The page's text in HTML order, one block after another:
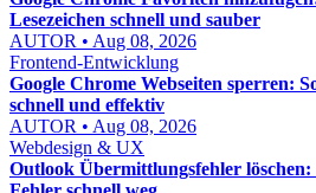
Lesezeichen schnell und sauber
AUTOR • Aug 08, 2026
Frontend-Entwicklung
Google Chrome Webseiten sperren:
schnell und effektiv
AUTOR • Aug 08, 2026
Webdesign & UX
Outlook Übermittlungsfehler löschen: